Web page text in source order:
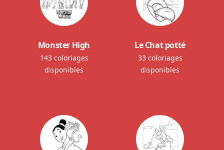
Monster High
143 coloriages
disponibles
Le Chat potté
33 coloriages
disponibles